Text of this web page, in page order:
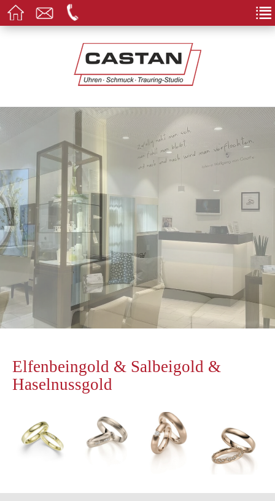
Elfenbeingold & Salbeigold &
Haselnussgold